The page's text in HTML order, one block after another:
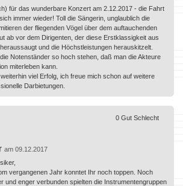
für das wunderbare Konzert am 2.12.2017 - die Fahrt
immer wieder! Toll die Sängerin, unglaublich die
der fliegenden Vögel über dem auftauchenden
ab vor dem Dirigenten, der diese Erstklassigkeit aus
und die Höchstleistungen herauskitzelt.
Notenständer so hoch stehen, daß man die Akteure
miterleben kann.
viel Erfolg, ich freue mich schon auf weitere
Darbietungen.
am 09.12.2017
vergangenen Jahr konntet Ihr noch toppen. Noch
und enger verbunden spielten die Instrumentengruppen
0 Gut Schlecht